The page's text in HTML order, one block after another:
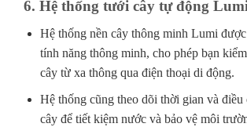
6. Hệ thống tưới cây tự động Lumi
Hệ thống nền cây thông minh Lumi
tính năng thông minh, cho phép bạn
cây từ xa thông qua điện thoại di động.
Hệ thống cũng theo dõi thời gian và
cây để tiết kiệm nước và bảo vệ môi